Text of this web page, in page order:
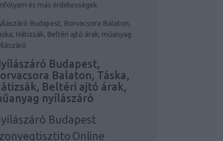
és más érdekességek
Budapest, Borvacsora Balaton,
Hátizsák, Beltéri ajtó árak, műanyag
Budapest,
Balaton, Táska,
Beltéri ajtó árak,
nyílászáró
Budapest
Online